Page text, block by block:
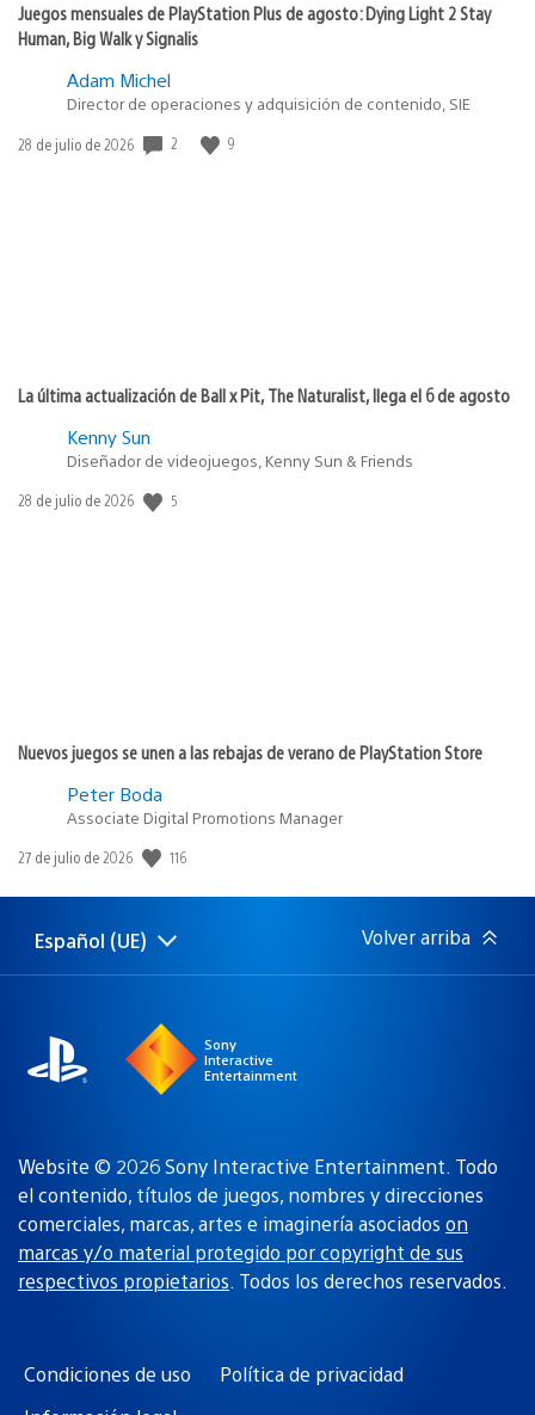
Juegos mensuales de PlayStation Plus de agosto: Dying Light 2 Stay
Human, Big Walk y Signalis
Adam Michel
Director de operaciones y adquisición de contenido, SIE
Fecha
28 de julio de 2026 2 9
La última actualización de Ball x Pit, The Naturalist, llega el 6 de agosto
Kenny Sun
Diseñador de videojuegos, Kenny Sun & Friends
Fecha
28 de julio de 2026 5
Nuevos juegos se unen a las rebajas de verano de PlayStation Store
Peter Boda
Associate Digital Promotions Manager
Fecha
publicación:
27 de julio de 2026 116
Selecciona
una
Región
actual:
Español (UE) Volver arriba
Sony
Interactive
Entertainment
Website © 2026 Sony Interactive Entertainment. Todo
el contenido, títulos de juegos, nombres y direcciones
comerciales, marcas, artes e imaginería asociados on
marcas y/o material protegido por copyright de sus
respectivos propietarios. Todos los derechos reservados.
Condiciones de uso
Política de privacidad